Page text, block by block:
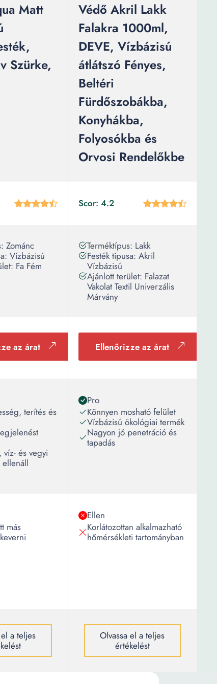
Matt
Szürke,
Zománc
Vízbázisú
Fa Fém
az árat
terítés és
víz- és vegyi
ellenáll
más
a teljes
Védő Akril Lakk
Falakra 1000ml,
DEVE, Vízbázisú
átlátszó Fényes,
Beltéri
Fürdőszobákba,
Konyhákba,
Folyosókba és
Orvosi Rendelőkbe
Scor: 4.2
Terméktípus: Lakk
Festék típusa: Akril
Vízbázisú
Ajánlott terület: Falazat
Vakolat Textil Univerzális
Márvány
Ellenőrizze az árat
Pro
Könnyen mosható felület
Vízbázisú ökológiai termék
Nagyon jó penetráció és
tapadás
Ellen
Korlátozottan alkalmazható
hőmérsékleti tartományban
Olvassa el a teljes
értékelést